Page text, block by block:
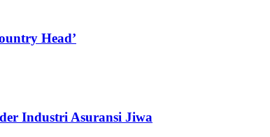
Head’
Industri Asuransi Jiwa